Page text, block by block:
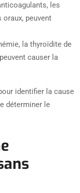
les
peuvent
la thyroïdite de
causer la
identifier la cause
déterminer le